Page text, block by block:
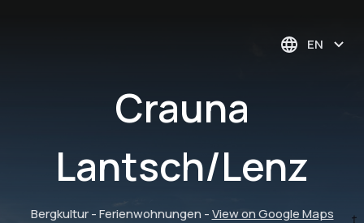
EN
Crauna
Lantsch/Lenz
Bergkultur - Ferienwohnungen -View on Google Maps